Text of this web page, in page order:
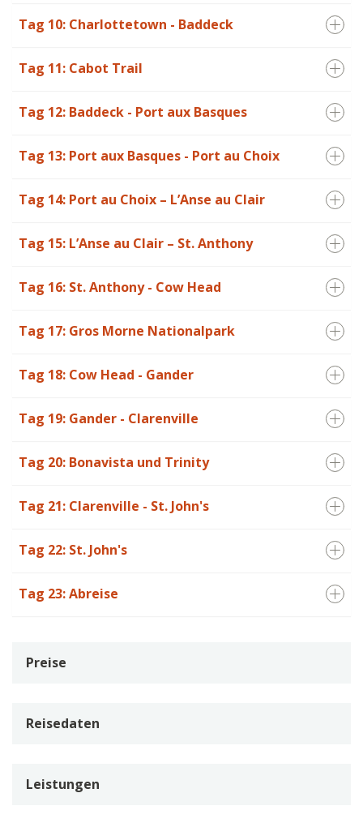
Tag 10: Charlottetown - Baddeck
Tag 11: Cabot Trail
Tag 12: Baddeck - Port aux Basques
Tag 13: Port aux Basques - Port au Choix
Tag 14: Port au Choix – L’Anse au Clair
Tag 15: L’Anse au Clair – St. Anthony
Tag 16: St. Anthony - Cow Head
Tag 17: Gros Morne Nationalpark
Tag 18: Cow Head - Gander
Tag 19: Gander - Clarenville
Tag 20: Bonavista und Trinity
Tag 21: Clarenville - St. John's
Tag 22: St. John's
Tag 23: Abreise
Preise
Reisedaten
Leistungen